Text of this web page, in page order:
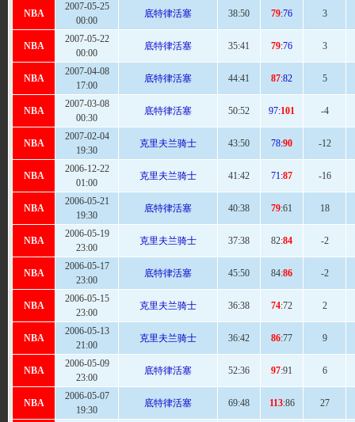
NBA
2007-05-25
00:00
底特律活塞 38:50 79:76 3
NBA
2007-05-22
00:00
底特律活塞 35:41 79:76 3
NBA
2007-04-08
17:00
底特律活塞 44:41 87:82 5
NBA
2007-03-08
00:30
底特律活塞 50:52 97:101 -4
NBA
2007-02-04
19:30
克里夫兰骑士 43:50 78:90 -12
NBA
2006-12-22
01:00
克里夫兰骑士 41:42 71:87 -16
NBA
2006-05-21
19:30
底特律活塞 40:38 79:61 18
NBA
2006-05-19
23:00
克里夫兰骑士 37:38 82:84 -2
NBA
2006-05-17
23:00
底特律活塞 45:50 84:86 -2
NBA
2006-05-15
23:00
克里夫兰骑士 36:38 74:72 2
NBA
2006-05-13
21:00
克里夫兰骑士 36:42 86:77 9
NBA
2006-05-09
23:00
底特律活塞 52:36 97:91 6
NBA
2006-05-07
19:30
底特律活塞 69:48 113:86 27